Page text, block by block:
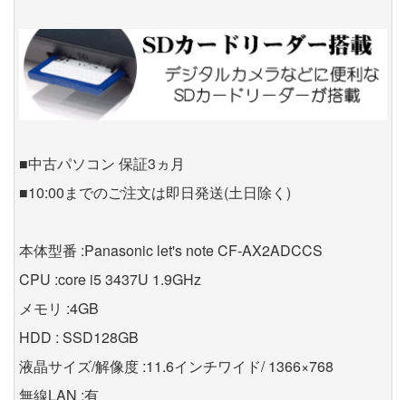
■中古パソコン 保証3ヵ月
■10:00までのご注文は即日発送(土日除く)
本体型番 :Panasonic let's note CF-AX2ADCCS
CPU :core i5 3437U 1.9GHz
メモリ :4GB
HDD : SSD128GB
液晶サイズ/解像度 :11.6インチワイド/ 1366×768
無線LAN :有